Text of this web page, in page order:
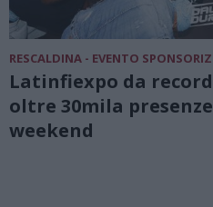
RESCALDINA - EVENTO
Latinfiexpo da
oltre 30mila
weekend